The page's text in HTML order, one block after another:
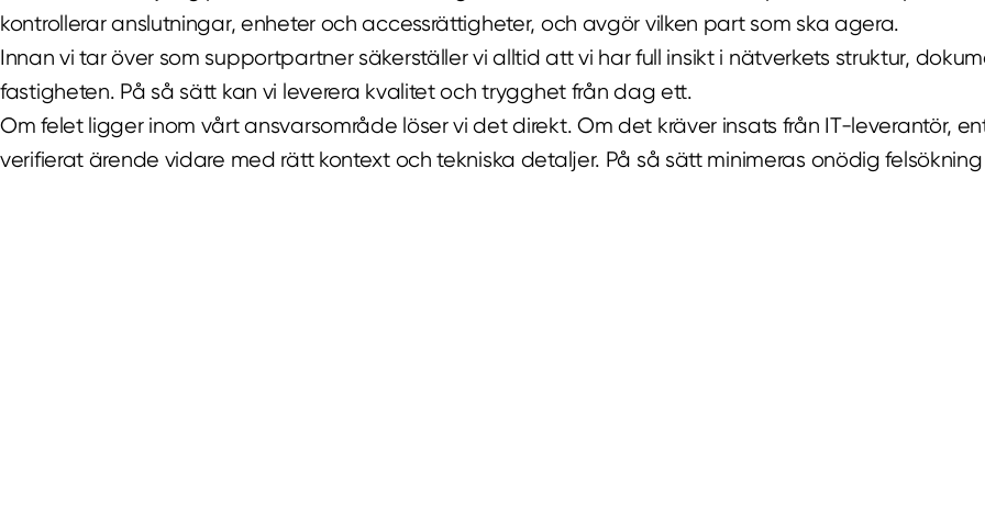
kontrollerar anslutningar, enheter och accessrättigheter, och avgör vilken part som ska agera.
Innan vi tar över som supportpartner säkerställer vi alltid att vi har full insikt i nätverkets struktur,
fastigheten. På så sätt kan vi leverera kvalitet och trygghet från dag ett.
Om felet ligger inom vårt ansvarsområde löser vi det direkt. Om det kräver insats från IT-leverantör,
verifierat ärende vidare med rätt kontext och tekniska detaljer. På så sätt minimeras onödig